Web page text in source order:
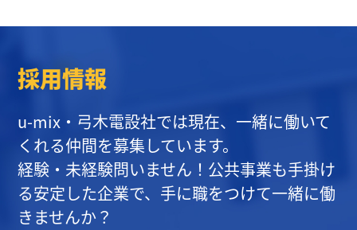
採用情報
u-mix・弓木電設社では現在、一緒に働いて
くれる仲間を募集しています。
経験・未経験問いません！公共事業も手掛け
る安定した企業で、手に職をつけて一緒に働
きませんか？